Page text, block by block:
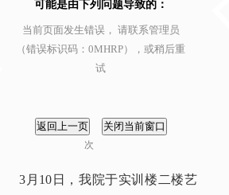
可能是由下列问题导致的：
当前页面发生错误， 请联系管理员
（错误标识码：0MHRP），或稍后重
试
次
3月10日，我院于实训楼二楼艺